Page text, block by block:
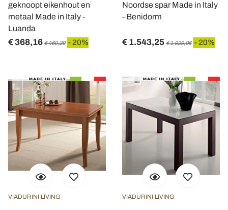
geknoopt eikenhout en
metaal Made in Italy -
Luanda
€ 368,16 € 460,20 - 20%
Noordse spar Made in Italy
- Benidorm
€ 1.543,25 € 1.929,06 - 20%
VIADURINI LIVING VIADURINI LIVING